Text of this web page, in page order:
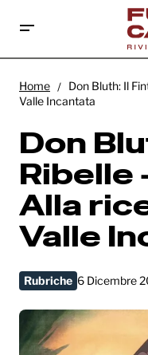
ricerca della
Home
Don Bluth: Il
Valle Incantata
Don
Ribelle
Alla
Valle
Rubriche 6 Dicembre